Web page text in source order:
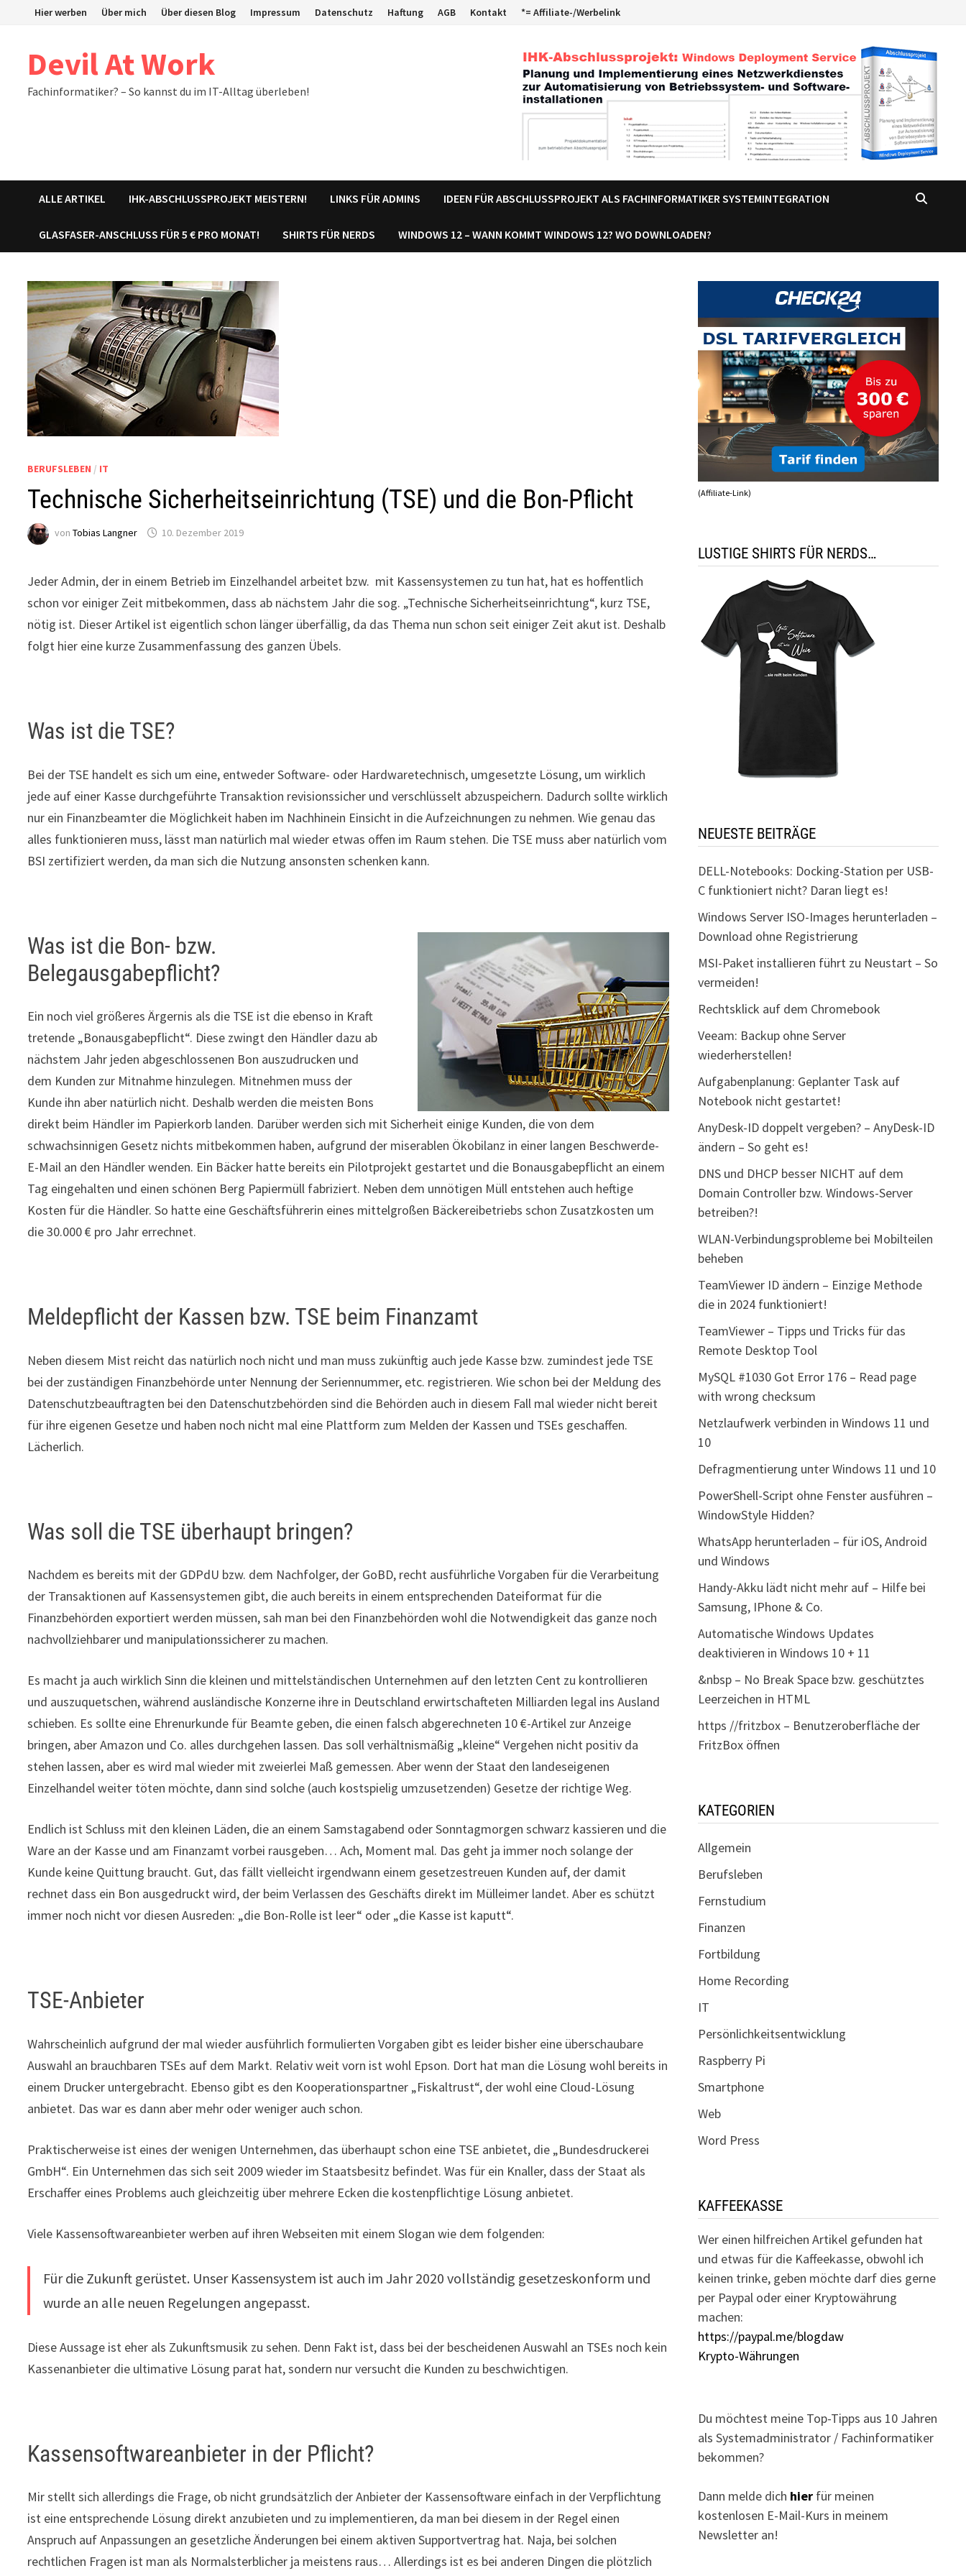
Hier werben Über mich Über diesen Blog Impressum Datenschutz Haftung AGB Kontakt *= Affiliate-/Werbelink
Devil At Work
Fachinformatiker? – So kannst du im IT-Alltag überleben!
ALLE ARTIKEL IHK-ABSCHLUSSPROJEKT MEISTERN! LINKS FÜR ADMINS IDEEN FÜR ABSCHLUSSPROJEKT ALS FACHINFORMATIKER SYSTEMINTEGRATION
GLASFASER-ANSCHLUSS FÜR 5 € PRO MONAT! SHIRTS FÜR NERDS WINDOWS 12 – WANN KOMMT WINDOWS 12? WO DOWNLOADEN?
BERUFSLEBEN / IT
Technische Sicherheitseinrichtung (TSE) und die Bon-Pflicht
vonTobias Langner 10. Dezember 2019
Jeder Admin, der in einem Betrieb im Einzelhandel arbeitet bzw. mit Kassensystemen zu tun hat, hat es hoffentlich
schon vor einiger Zeit mitbekommen, dass ab nächstem Jahr die sog. „Technische Sicherheitseinrichtung“, kurz TSE,
nötig ist. Dieser Artikel ist eigentlich schon länger überfällig, da das Thema nun schon seit einiger Zeit akut ist. Deshalb
folgt hier eine kurze Zusammenfassung des ganzen Übels.
Was ist die TSE?
Bei der TSE handelt es sich um eine, entweder Software- oder Hardwaretechnisch, umgesetzte Lösung, um wirklich
jede auf einer Kasse durchgeführte Transaktion revisionssicher und verschlüsselt abzuspeichern. Dadurch sollte wirklich
nur ein Finanzbeamter die Möglichkeit haben im Nachhinein Einsicht in die Aufzeichnungen zu nehmen. Wie genau das
alles funktionieren muss, lässt man natürlich mal wieder etwas offen im Raum stehen. Die TSE muss aber natürlich vom
BSI zertifiziert werden, da man sich die Nutzung ansonsten schenken kann.
Was ist die Bon- bzw.
Belegausgabepflicht?
Ein noch viel größeres Ärgernis als die TSE ist die ebenso in Kraft
tretende „Bonausgabepflicht“. Diese zwingt den Händler dazu ab
nächstem Jahr jeden abgeschlossenen Bon auszudrucken und
dem Kunden zur Mitnahme hinzulegen. Mitnehmen muss der
Kunde ihn aber natürlich nicht. Deshalb werden die meisten Bons
direkt beim Händler im Papierkorb landen. Darüber werden sich mit Sicherheit einige Kunden, die von dem
schwachsinnigen Gesetz nichts mitbekommen haben, aufgrund der miserablen Ökobilanz in einer langen Beschwerde-
E-Mail an den Händler wenden. Ein Bäcker hatte bereits ein Pilotprojekt gestartet und die Bonausgabepflicht an einem
Tag eingehalten und einen schönen Berg Papiermüll fabriziert. Neben dem unnötigen Müll entstehen auch heftige
Kosten für die Händler. So hatte eine Geschäftsführerin eines mittelgroßen Bäckereibetriebs schon Zusatzkosten um
die 30.000 € pro Jahr errechnet.
Meldepflicht der Kassen bzw. TSE beim Finanzamt
Neben diesem Mist reicht das natürlich noch nicht und man muss zukünftig auch jede Kasse bzw. zumindest jede TSE
bei der zuständigen Finanzbehörde unter Nennung der Seriennummer, etc. registrieren. Wie schon bei der Meldung des
Datenschutzbeauftragten bei den Datenschutzbehörden sind die Behörden auch in diesem Fall mal wieder nicht bereit
für ihre eigenen Gesetze und haben noch nicht mal eine Plattform zum Melden der Kassen und TSEs geschaffen.
Lächerlich.
Was soll die TSE überhaupt bringen?
Nachdem es bereits mit der GDPdU bzw. dem Nachfolger, der GoBD, recht ausführliche Vorgaben für die Verarbeitung
der Transaktionen auf Kassensystemen gibt, die auch bereits in einem entsprechenden Dateiformat für die
Finanzbehörden exportiert werden müssen, sah man bei den Finanzbehörden wohl die Notwendigkeit das ganze noch
nachvollziehbarer und manipulationssicherer zu machen.
Es macht ja auch wirklich Sinn die kleinen und mittelständischen Unternehmen auf den letzten Cent zu kontrollieren
und auszuquetschen, während ausländische Konzerne ihre in Deutschland erwirtschafteten Milliarden legal ins Ausland
schieben. Es sollte eine Ehrenurkunde für Beamte geben, die einen falsch abgerechneten 10 €-Artikel zur Anzeige
bringen, aber Amazon und Co. alles durchgehen lassen. Das soll verhältnismäßig „kleine“ Vergehen nicht positiv da
stehen lassen, aber es wird mal wieder mit zweierlei Maß gemessen. Aber wenn der Staat den landeseigenen
Einzelhandel weiter töten möchte, dann sind solche (auch kostspielig umzusetzenden) Gesetze der richtige Weg.
Endlich ist Schluss mit den kleinen Läden, die an einem Samstagabend oder Sonntagmorgen schwarz kassieren und die
Ware an der Kasse und am Finanzamt vorbei rausgeben… Ach, Moment mal. Das geht ja immer noch solange der
Kunde keine Quittung braucht. Gut, das fällt vielleicht irgendwann einem gesetzestreuen Kunden auf, der damit
rechnet dass ein Bon ausgedruckt wird, der beim Verlassen des Geschäfts direkt im Mülleimer landet. Aber es schützt
immer noch nicht vor diesen Ausreden: „die Bon-Rolle ist leer“ oder „die Kasse ist kaputt“.
TSE-Anbieter
Wahrscheinlich aufgrund der mal wieder ausführlich formulierten Vorgaben gibt es leider bisher eine überschaubare
Auswahl an brauchbaren TSEs auf dem Markt. Relativ weit vorn ist wohl Epson. Dort hat man die Lösung wohl bereits in
einem Drucker untergebracht. Ebenso gibt es den Kooperationspartner „Fiskaltrust“, der wohl eine Cloud-Lösung
anbietet. Das war es dann aber mehr oder weniger auch schon.
Praktischerweise ist eines der wenigen Unternehmen, das überhaupt schon eine TSE anbietet, die „Bundesdruckerei
GmbH“. Ein Unternehmen das sich seit 2009 wieder im Staatsbesitz befindet. Was für ein Knaller, dass der Staat als
Erschaffer eines Problems auch gleichzeitig über mehrere Ecken die kostenpflichtige Lösung anbietet.
Viele Kassensoftwareanbieter werben auf ihren Webseiten mit einem Slogan wie dem folgenden:
Für die Zukunft gerüstet. Unser Kassensystem ist auch im Jahr 2020 vollständig gesetzeskonform und
wurde an alle neuen Regelungen angepasst.
Diese Aussage ist eher als Zukunftsmusik zu sehen. Denn Fakt ist, dass bei der bescheidenen Auswahl an TSEs noch kein
Kassenanbieter die ultimative Lösung parat hat, sondern nur versucht die Kunden zu beschwichtigen.
Kassensoftwareanbieter in der Pflicht?
Mir stellt sich allerdings die Frage, ob nicht grundsätzlich der Anbieter der Kassensoftware einfach in der Verpflichtung
ist eine entsprechende Lösung direkt anzubieten und zu implementieren, da man bei diesem in der Regel einen
Anspruch auf Anpassungen an gesetzliche Änderungen bei einem aktiven Supportvertrag hat. Naja, bei solchen
rechtlichen Fragen ist man als Normalsterblicher ja meistens raus… Allerdings ist es bei anderen Dingen die plötzlich
(Affiliate-Link)
LUSTIGE SHIRTS FÜR NERDS…
NEUESTE BEITRÄGE
DELL-Notebooks: Docking-Station per USB-
C funktioniert nicht? Daran liegt es!
Windows Server ISO-Images herunterladen –
Download ohne Registrierung
MSI-Paket installieren führt zu Neustart – So
vermeiden!
Rechtsklick auf dem Chromebook
Veeam: Backup ohne Server
wiederherstellen!
Aufgabenplanung: Geplanter Task auf
Notebook nicht gestartet!
AnyDesk-ID doppelt vergeben? – AnyDesk-ID
ändern – So geht es!
DNS und DHCP besser NICHT auf dem
Domain Controller bzw. Windows-Server
betreiben?!
WLAN-Verbindungsprobleme bei Mobilteilen
beheben
TeamViewer ID ändern – Einzige Methode
die in 2024 funktioniert!
TeamViewer – Tipps und Tricks für das
Remote Desktop Tool
MySQL #1030 Got Error 176 – Read page
with wrong checksum
Netzlaufwerk verbinden in Windows 11 und
10
Defragmentierung unter Windows 11 und 10
PowerShell-Script ohne Fenster ausführen –
WindowStyle Hidden?
WhatsApp herunterladen – für iOS, Android
und Windows
Handy-Akku lädt nicht mehr auf – Hilfe bei
Samsung, IPhone & Co.
Automatische Windows Updates
deaktivieren in Windows 10 + 11
&nbsp – No Break Space bzw. geschütztes
Leerzeichen in HTML
https //fritzbox – Benutzeroberfläche der
FritzBox öffnen
KATEGORIEN
Allgemein
Berufsleben
Fernstudium
Finanzen
Fortbildung
Home Recording
IT
Persönlichkeitsentwicklung
Raspberry Pi
Smartphone
Web
Word Press
KAFFEEKASSE
Wer einen hilfreichen Artikel gefunden hat
und etwas für die Kaffeekasse, obwohl ich
keinen trinke, geben möchte darf dies gerne
per Paypal oder einer Kryptowährung
machen:
https://paypal.me/blogdaw
Krypto-Währungen
Du möchtest meine Top-Tipps aus 10 Jahren
als Systemadministrator / Fachinformatiker
bekommen?
Dann melde dich hierfür meinen
kostenlosen E-Mail-Kurs in meinem
Newsletter an!